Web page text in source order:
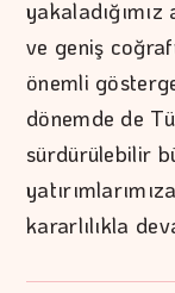
ve geniş
önemli
dönemde de
sürdürülebilir
kararlılıkla